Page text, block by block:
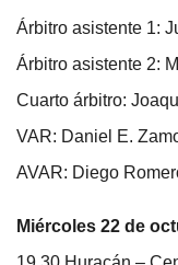
Árbitro asistente 1:
Árbitro asistente 2:
Cuarto árbitro:
VAR: Daniel E.
AVAR: Diego
Miércoles 22 de